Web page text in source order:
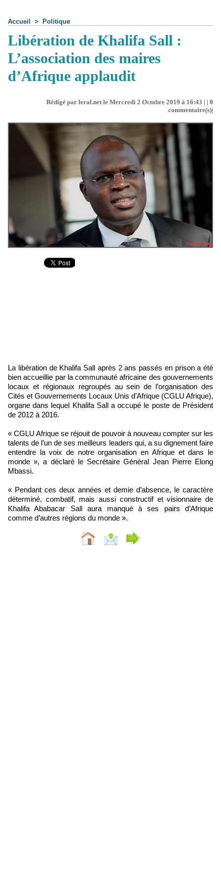
Accueil > Politique
Libération de Khalifa Sall :
L’association des maires
d’Afrique applaudit
Rédigé par leral.net le Mercredi 2 Octobre 2019 à 16:43 | | 0
commentaire(s)|
La libération de Khalifa Sall après 2 ans passés en prison a été
bien accueillie par la communauté africaine des gouvernements
locaux et régionaux regroupés au sein de l’organisation des
Cités et Gouvernements Locaux Unis d’Afrique (CGLU Afrique),
organe dans lequel Khalifa Sall a occupé le poste de Président
de 2012 à 2016.
« CGLU Afrique se réjouit de pouvoir à nouveau compter sur les
talents de l’un de ses meilleurs leaders qui, a su dignement faire
entendre la voix de notre organisation en Afrique et dans le
monde », a déclaré le Secrétaire Général Jean Pierre Elong
Mbassi.
« Pendant ces deux années et demie d’absence, le caractère
déterminé, combatif, mais aussi constructif et visionnaire de
Khalifa Ababacar Sall aura manqué à ses pairs d’Afrique
comme d’autres régions du monde ».